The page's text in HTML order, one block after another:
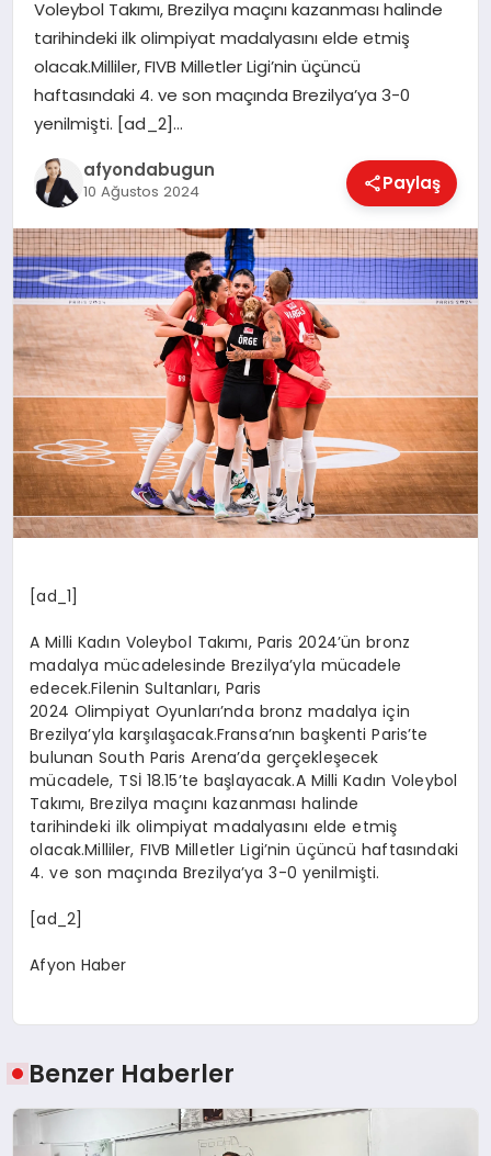
MAGAZIN
SAĞLIK
SIYASET
SPOR
YAŞAM
Voleybol Takımı, Brezilya maçını kazanması halinde
tarihindeki ilk olimpiyat madalyasını elde etmiş
olacak.Milliler, FIVB Milletler Ligi’nin üçüncü
haftasındaki 4. ve son maçında Brezilya’ya 3-0
yenilmişti. [ad_2]…
afyondabugun
10 Ağustos 2024 Paylaş
[ad_1]
A Milli Kadın Voleybol Takımı, Paris 2024’ün bronz
madalya mücadelesinde Brezilya’yla mücadele
edecek.Filenin Sultanları, Paris
2024 Olimpiyat Oyunları’nda bronz madalya için
Brezilya’yla karşılaşacak.Fransa’nın başkenti Paris’te
bulunan South Paris Arena’da gerçekleşecek
mücadele, TSİ 18.15’te başlayacak.A Milli Kadın Voleybol
Takımı, Brezilya maçını kazanması halinde
tarihindeki ilk olimpiyat madalyasını elde etmiş
olacak.Milliler, FIVB Milletler Ligi’nin üçüncü haftasındaki
4. ve son maçında Brezilya’ya 3-0 yenilmişti.
[ad_2]
Afyon Haber
Benzer Haberler